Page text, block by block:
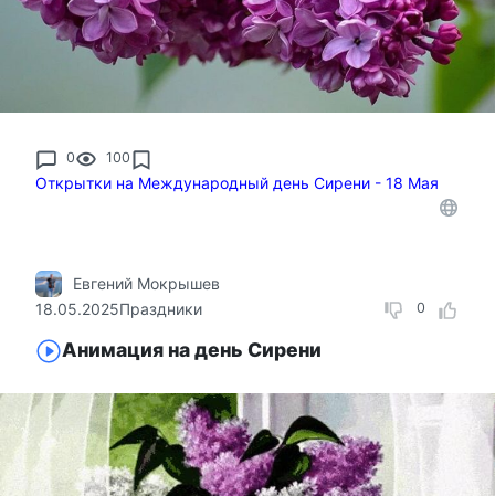
0 100
Открытки на Международный день Сирени - 18 Мая
0
Евгений Мокрышев
18.05.2025Праздники
Анимация на день Сирени